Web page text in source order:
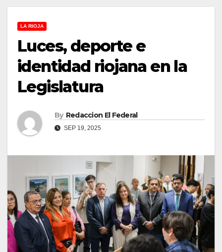
LA RIOJA
Luces, deporte e
identidad riojana en la
Legislatura
By Redaccion El Federal
SEP 19, 2025